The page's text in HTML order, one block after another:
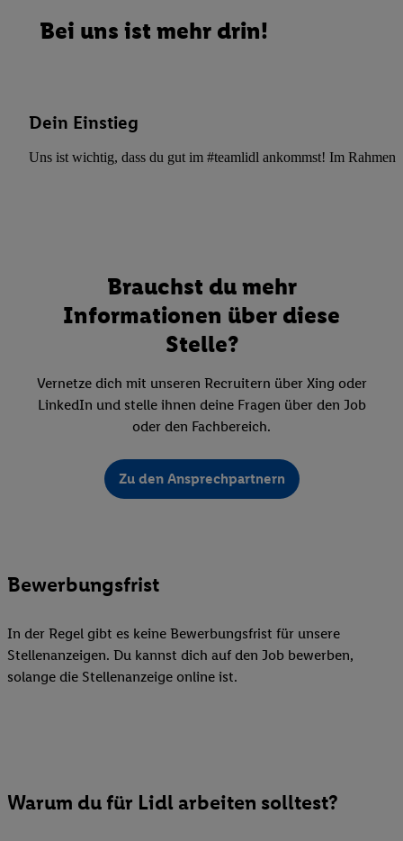
Bei uns ist mehr drin!
Dein Einstieg
Uns ist wichtig, dass du gut im #teamlidl ankommst! Im Rahmen
Brauchst du mehr
Informationen über diese
Stelle?
Vernetze dich mit unseren Recruitern über Xing oder
LinkedIn und stelle ihnen deine Fragen über den Job
oder den Fachbereich.
Zu den Ansprechpartnern
Bewerbungsfrist
In der Regel gibt es keine Bewerbungsfrist für unsere
Stellenanzeigen. Du kannst dich auf den Job bewerben,
solange die Stellenanzeige online ist.
Warum du für Lidl arbeiten solltest?